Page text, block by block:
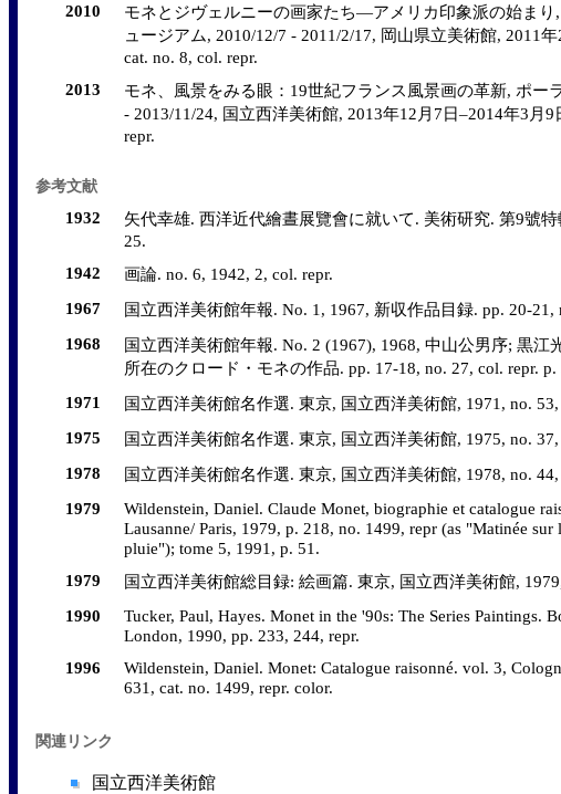
2010
モネとジヴェルニーの画家たち―アメリカ印象派の始まり,
ュージアム, 2010/12/7 - 2011/2/17, 岡山県立美術館, 2011
cat. no. 8, col. repr.
2013
モネ、風景をみる眼：19世紀フランス風景画の革新, ポー
- 2013/11/24, 国立西洋美術館, 2013年12月7日–2014年3月9
repr.
参考文献
1932
矢代幸雄. 西洋近代繪晝展覽會に就いて. 美術研究. 第9號特
25.
1942
画論. no. 6, 1942, 2, col. repr.
1967
国立西洋美術館年報. No. 1, 1967, 新収作品目録. pp. 20-21,
1968
国立西洋美術館年報. No. 2 (1967), 1968, 中山公男序; 黒江
所在のクロード・モネの作品. pp. 17-18, no. 27, col. repr. p.
1971
国立西洋美術館名作選. 東京, 国立西洋美術館, 1971, no. 53,
1975
国立西洋美術館名作選. 東京, 国立西洋美術館, 1975, no. 37,
1978
国立西洋美術館名作選. 東京, 国立西洋美術館, 1978, no. 44,
1979
Wildenstein, Daniel. Claude Monet, biographie et catalogue
Lausanne/ Paris, 1979, p. 218, no. 1499, repr (as "Matinée sur
pluie"); tome 5, 1991, p. 51.
1979
国立西洋美術館総目録: 絵画篇. 東京, 国立西洋美術館,
1990
Tucker, Paul, Hayes. Monet in the '90s: The Series Paintings.
London, 1990, pp. 233, 244, repr.
1996
Wildenstein, Daniel. Monet: Catalogue raisonné. vol. 3,
631, cat. no. 1499, repr. color.
関連リンク
国立西洋美術館